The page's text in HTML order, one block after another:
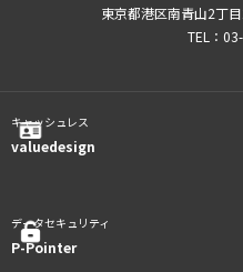
東京都港区南青山2丁
TEL：
キャッシュレス
valuedesign
データセキュリティ
P-Pointer